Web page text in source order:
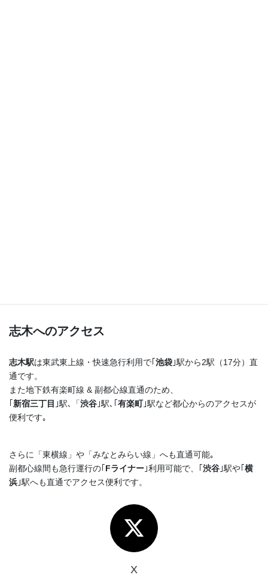
志木へのアクセス
志木駅は東武東上線・快速急行利用で｢ 池袋 ｣駅から2駅（17分）直
通です。
また地下鉄有楽町線 & 副都心線直通のため、
新宿三丁目 ｣駅､「渋谷 ｣駅､｢ 有楽町｣駅など都心からのアクセスが
便利です｡
さらに「東横線」や「みなとみらい線」へも直通可能｡
副都心線間も急行運行の｢ Fライナー ｣利用可能で、｢ 渋谷 ｣駅や｢ 横
浜 ｣駅へも直通でアクセス便利です。
X